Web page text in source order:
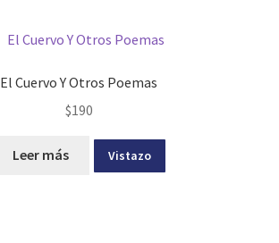
El Cuervo Y Otros Poemas
$190
Leer más Vistazo